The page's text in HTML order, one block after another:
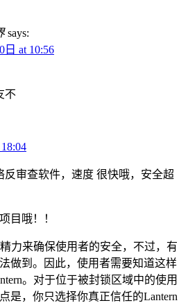
says:
日 at 10:56
不
反审查软件，速度 很快哦，安全超
目哦！！
力来确保使用者的安全，不过，有
做到。因此，使用者需要知道这样
。对于位于被封锁区域中的使用
是，你只选择你真正信任的Lantern